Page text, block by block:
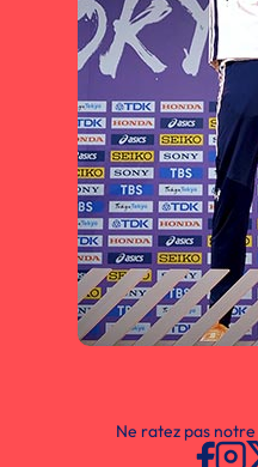
Ne ratez pas